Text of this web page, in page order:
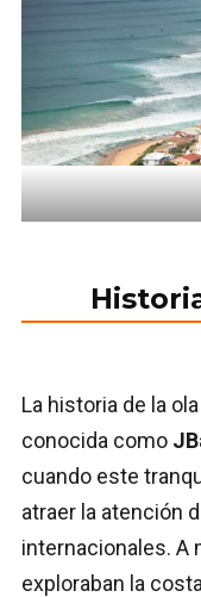
La historia de la
conocida como
cuando este
atraer la atención
internacionales. A
exploraban la